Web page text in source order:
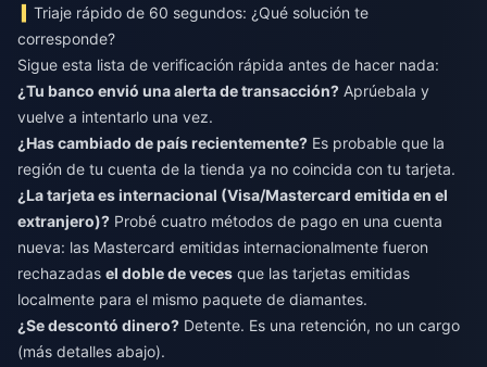
Triaje rápido de 60 segundos: ¿Qué solución te
corresponde?
Sigue esta lista de verificación rápida antes de hacer nada:
¿Tu banco envió una alerta de transacción? Aprúebala y
vuelve a intentarlo una vez.
¿Has cambiado de país recientemente? Es probable que la
región de tu cuenta de la tienda ya no coincida con tu tarjeta.
¿La tarjeta es internacional (Visa/Mastercard emitida en el
extranjero)? Probé cuatro métodos de pago en una cuenta
nueva: las Mastercard emitidas internacionalmente fueron
rechazadas el doble de veces que las tarjetas emitidas
localmente para el mismo paquete de diamantes.
¿Se descontó dinero? Detente. Es una retención, no un cargo
(más detalles abajo).